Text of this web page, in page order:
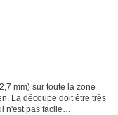
mm) sur toute la zone
La découpe doit être très
n'est pas facile